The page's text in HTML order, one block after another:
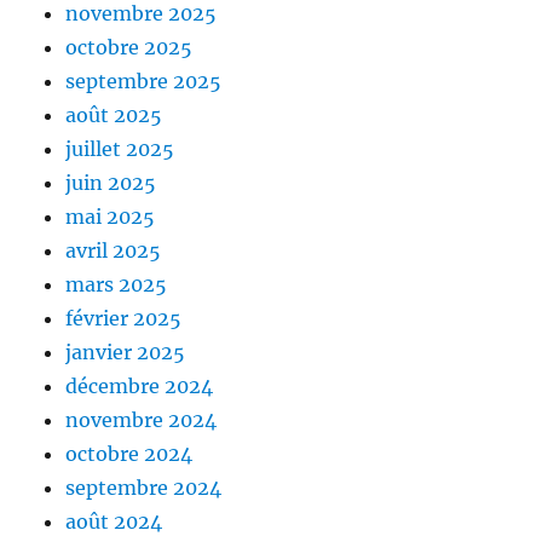
novembre 2025
octobre 2025
septembre 2025
août 2025
juillet 2025
juin 2025
mai 2025
avril 2025
mars 2025
février 2025
janvier 2025
décembre 2024
novembre 2024
octobre 2024
septembre 2024
août 2024